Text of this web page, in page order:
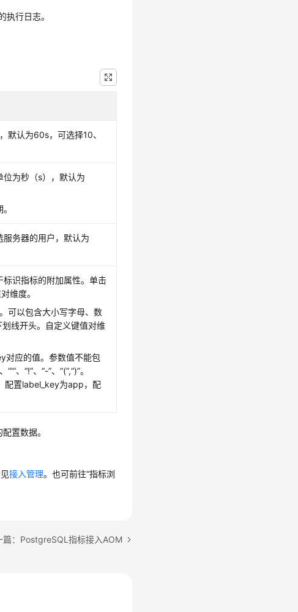
执行日志。
默认为60s，可选择10、
为秒（s），默认为
务器的用户，默认为
识指标的附加属性。单击
维度。
可以包含大小写字母、数
线开头。自定义键值对维
对应的值。参数值不能包
、“!”、“-”、“(”,“)”。
配置label_key为app，配
置数据。
接入管理。也可前往“指标浏
篇：PostgreSQL指标接入AOM